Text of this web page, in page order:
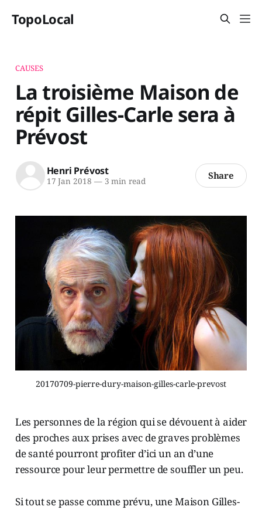
TopoLocal
CAUSES
La troisième Maison de
répit Gilles-Carle sera à
Prévost
Henri Prévost
17 Jan 2018 —3 min read Share
20170709-pierre-dury-maison-gilles-carle-prevost
Les personnes de la région qui se dévouent à aider
des proches aux prises avec de graves problèmes
de santé pourront profiter d’ici un an d’une
ressource pour leur permettre de souffler un peu.
Si tout se passe comme prévu, une Maison Gilles-